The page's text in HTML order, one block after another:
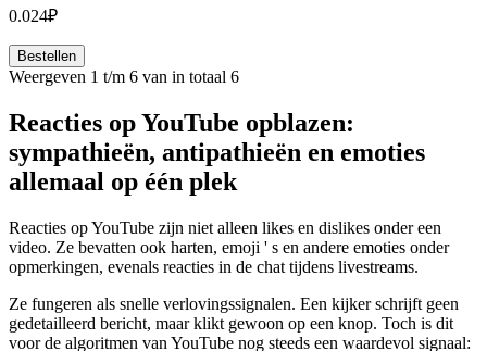
0.024₽
Bestellen
Weergeven 1 t/m 6 van in totaal 6
Reacties op YouTube opblazen:
sympathieën, antipathieën en emoties
allemaal op één plek
Reacties op YouTube zijn niet alleen likes en dislikes onder een
video. Ze bevatten ook harten, emoji ' s en andere emoties onder
opmerkingen, evenals reacties in de chat tijdens livestreams.
Ze fungeren als snelle verlovingssignalen. Een kijker schrijft geen
gedetailleerd bericht, maar klikt gewoon op een knop. Toch is dit
voor de algoritmen van YouTube nog steeds een waardevol signaal: